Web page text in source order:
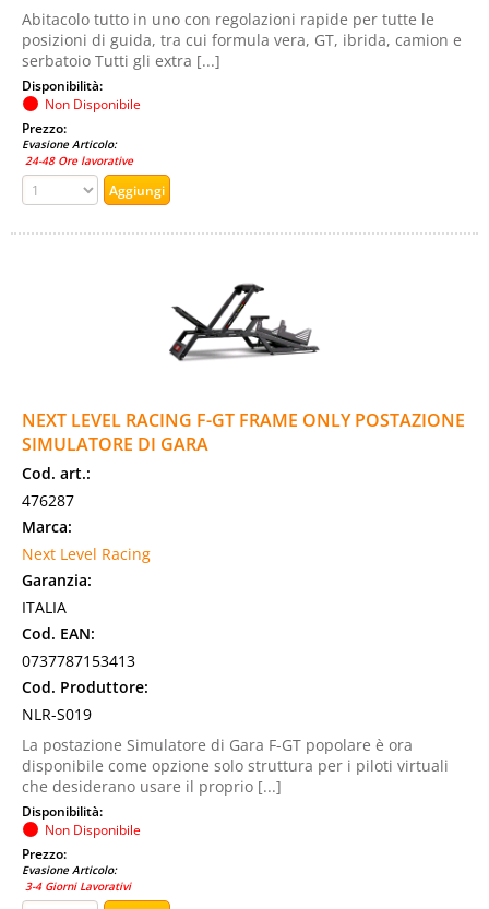
Abitacolo tutto in uno con regolazioni rapide per tutte le
posizioni di guida, tra cui formula vera, GT, ibrida, camion e
serbatoio Tutti gli extra [...]
Disponibilità:
Non Disponibile
Prezzo:
Evasione Articolo:
24-48 Ore lavorative
NEXT LEVEL RACING F-GT FRAME ONLY POSTAZIONE
SIMULATORE DI GARA
Cod. art.:
476287
Marca:
Next Level Racing
Garanzia:
ITALIA
Cod. EAN:
0737787153413
Cod. Produttore:
NLR-S019
La postazione Simulatore di Gara F-GT popolare è ora
disponibile come opzione solo struttura per i piloti virtuali
che desiderano usare il proprio [...]
Disponibilità:
Non Disponibile
Prezzo:
Evasione Articolo:
3-4 Giorni Lavorativi